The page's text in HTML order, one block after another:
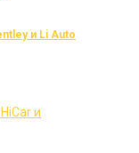
и Li Auto